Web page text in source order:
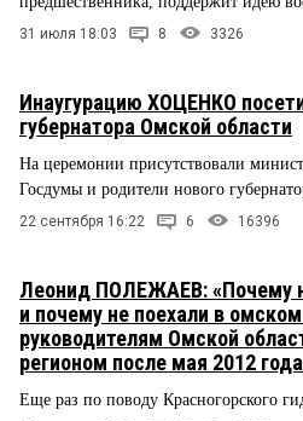
31 июля 18:03 8 3326
Инаугурацию ХОЦЕНКО
губернатора Омской области
На церемонии присутствовали
Госдумы и родители нового
22 сентября 16:22 6 16396
Леонид ПОЛЕЖАЕВ: «Почему
и почему не поехали в
руководителям Омской
регионом после мая 2012
Еще раз по поводу Красногорского